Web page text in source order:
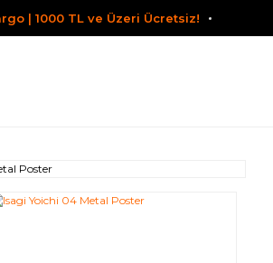
| 1000 TL ve Üzeri Ücretsiz!